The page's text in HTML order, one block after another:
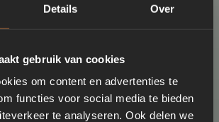
Details Over
gebruik van cookies
om content en advertenties te
functies voor social media te bieden
te analyseren. Ook delen we